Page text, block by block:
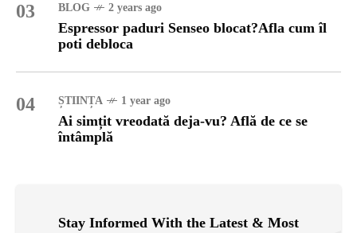
03 BLOG 2 years ago
Espressor paduri Senseo blocat?Afla cum îl
poti debloca
04 ȘTIINȚA 1 year ago
Ai simțit vreodată deja-vu? Află de ce se
întâmplă
Stay Informed With the Latest & Most